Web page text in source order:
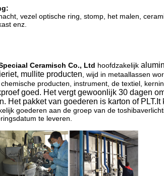
vezel optische ring, stomp, het malen,
enz.
Ceramisch Co., Ltd hoofdzakelijk
mullite producten , wijd in metaallassen
producten, instrument, de textiel,
goed. Het vergt gewoonlijk 30 dagen
Het pakket van goederen is karton of
goederen aan de groep van de
te leveren.